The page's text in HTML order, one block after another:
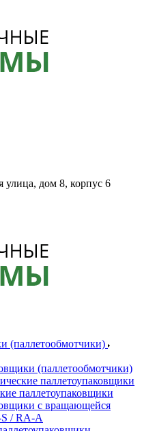
улица, дом 8, корпус 6
(паллетообмотчики)
(паллетообмотчики)
паллетоупаковщики
паллетоупаковщики
с вращающейся
/ RA-A